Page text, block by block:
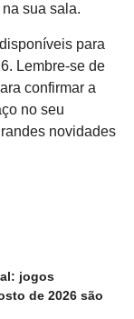
sua sala.
para
Lembre-se de
confirmar a
no seu
novidades
jogos
de 2026 são